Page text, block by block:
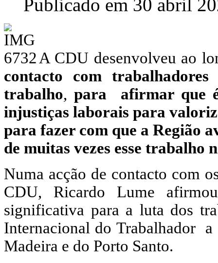
Publicado em 30 abril
A CDU desenvolveu ao
contacto com
trabalho,para afirmar que
injustiças laborais para
para fazer com que a Região
de muitas vezes esse trabalho
Numa acção de contacto com
CDU, Ricardo Lume
significativa para a luta dos
Internacional do Trabalhador
Madeira e do Porto Santo.